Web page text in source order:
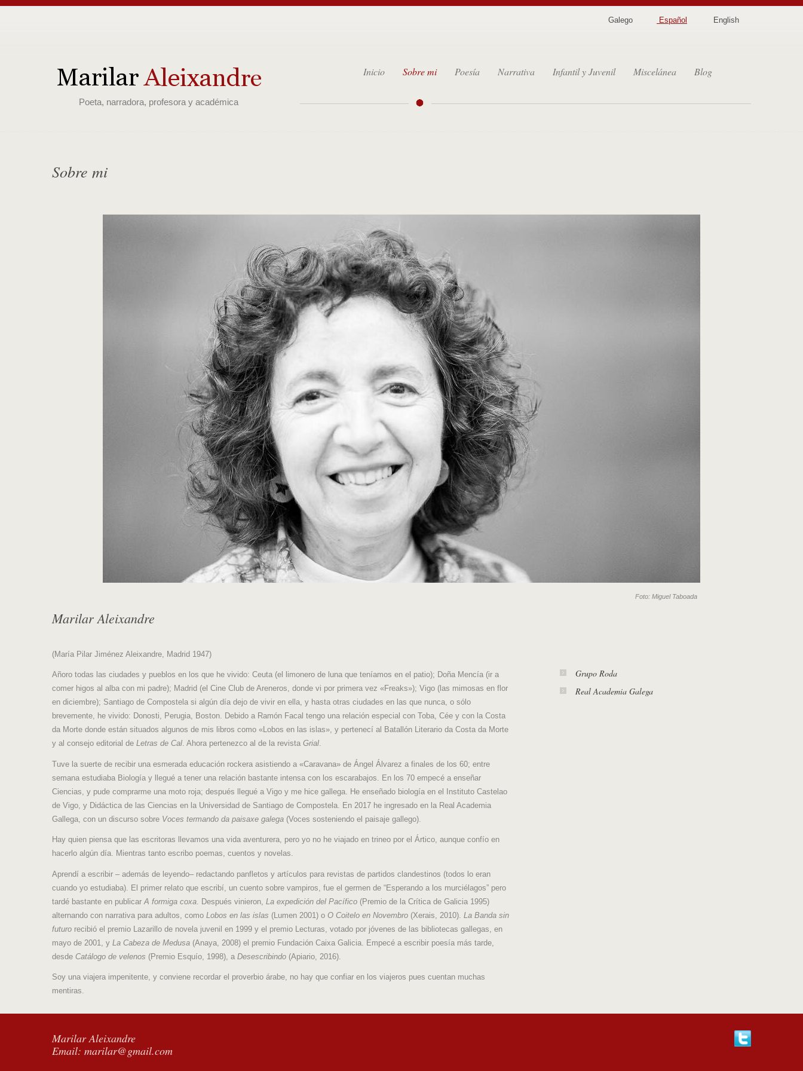
Galego Español English
Poeta, narradora, profesora y académica
Inicio Sobre mi Poesía Narrativa Infantil y Juvenil Miscelánea Blog
Sobre mi
Foto: Miguel Taboada
Marilar Aleixandre
(María Pilar Jiménez Aleixandre, Madrid 1947)
Añoro todas las ciudades y pueblos en los que he vivido: Ceuta (el limonero de luna que teníamos en el patio); Doña Mencía (ir a
comer higos al alba con mi padre); Madrid (el Cine Club de Areneros, donde vi por primera vez «Freaks»); Vigo (las mimosas en flor
en diciembre); Santiago de Compostela si algún día dejo de vivir en ella, y hasta otras ciudades en las que nunca, o sólo
brevemente, he vivido: Donosti, Perugia, Boston. Debido a Ramón Facal tengo una relación especial con Toba, Cée y con la Costa
da Morte donde están situados algunos de mis libros como «Lobos en las islas», y pertenecí al Batallón Literario da Costa da Morte
y al consejo editorial de Letras de Cal. Ahora pertenezco al de la revista Grial.
Tuve la suerte de recibir una esmerada educación rockera asistiendo a «Caravana» de Ángel Álvarez a finales de los 60; entre
semana estudiaba Biología y llegué a tener una relación bastante intensa con los escarabajos. En los 70 empecé a enseñar
Ciencias, y pude comprarme una moto roja; después llegué a Vigo y me hice gallega. He enseñado biología en el Instituto Castelao
de Vigo, y Didáctica de las Ciencias en la Universidad de Santiago de Compostela. En 2017 he ingresado en la Real Academia
Gallega, con un discurso sobre Voces termando da paisaxe galega (Voces sosteniendo el paisaje gallego).
Hay quien piensa que las escritoras llevamos una vida aventurera, pero yo no he viajado en trineo por el Ártico, aunque confío en
hacerlo algún día. Mientras tanto escribo poemas, cuentos y novelas.
Aprendí a escribir – además de leyendo– redactando panfletos y artículos para revistas de partidos clandestinos (todos lo eran
cuando yo estudiaba). El primer relato que escribí, un cuento sobre vampiros, fue el germen de “Esperando a los murciélagos” pero
tardé bastante en publicar A formiga coxa . Después vinieron, La expedición del Pacífico (Premio de la Crítica de Galicia 1995)
alternando con narrativa para adultos, como Lobos en las islas (Lumen 2001) o O Coitelo en Novembro (Xerais, 2010). La Banda sin
futuro recibió el premio Lazarillo de novela juvenil en 1999 y el premio Lecturas, votado por jóvenes de las bibliotecas gallegas, en
mayo de 2001, y La Cabeza de Medusa (Anaya, 2008) el premio Fundación Caixa Galicia. Empecé a escribir poesía más tarde,
desde Catálogo de velenos (Premio Esquío, 1998), a Desescribindo (Apiario, 2016).
Soy una viajera impenitente, y conviene recordar el proverbio árabe, no hay que confiar en los viajeros pues cuentan muchas
mentiras.
Grupo Roda
Real Academia Galega
Marilar Aleixandre
Email: marilar@gmail.com